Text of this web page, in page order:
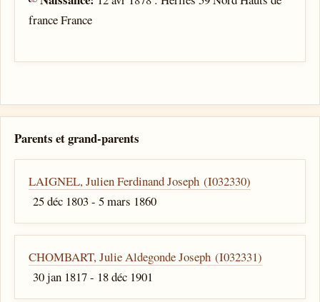
france France
Parents et grand-parents
LAIGNEL, Julien Ferdinand Joseph (I032330)
25 déc 1803 - 5 mars 1860
CHOMBART, Julie Aldegonde Joseph (I032331)
30 jan 1817 - 18 déc 1901